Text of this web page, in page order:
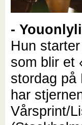
-
Hun
som blir et
stordag på
har
Vårsprint/